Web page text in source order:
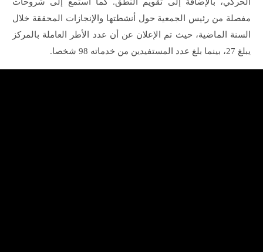
مفصلة من رئيس الجمعية حول أنشطتها والإنجازات المحققة خلال
السنة الماضية، حيث تم الإعلان عن أن عدد الأطر العاملة بالمركز
يبلغ 27، بينما بلغ عدد المستفيدين من خدماته 98 شخصا.